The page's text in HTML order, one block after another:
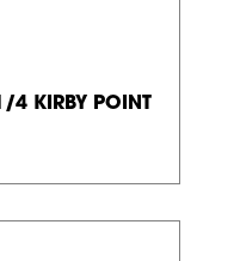
4 KIRBY POINT